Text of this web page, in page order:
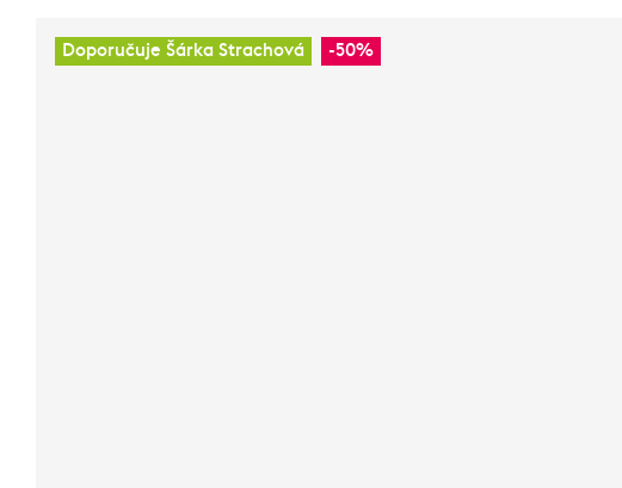
Doporučuje Šárka Strachová -50%